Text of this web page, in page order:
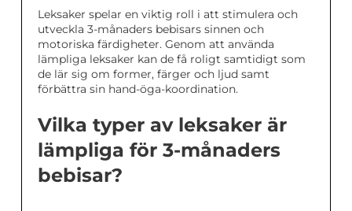
Leksaker spelar en viktig roll i att stimulera och
utveckla 3-månaders bebisars sinnen och
motoriska färdigheter. Genom att använda
lämpliga leksaker kan de få roligt samtidigt som
de lär sig om former, färger och ljud samt
förbättra sin hand-öga-koordination.
Vilka typer av leksaker är
lämpliga för 3-månaders
bebisar?